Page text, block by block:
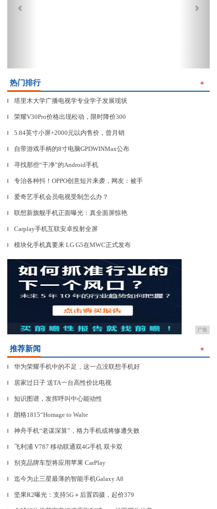
热门排行 ＋
▎ 塔里木大学广播电视学专业学子发展现状
▎ 荣耀V30Pro价格出现松动，限时降价300
▎ 5.84英寸小屏+2000元以内售价，曾月销
▎ 自带游戏手柄的8寸电脑GPDWINMax公布
▎ 寻找那些“干净”的Android手机
▎ 专治各种抖！OPPO创意短片来袭，网友：被手
▎ 爱奇艺手机会员电视受制怎么办？
▎ 联想新旗舰手机正面曝光：真全面屏惊艳
▎ Carplay手机互联安卓投射全屏
▎ 模块化手机真要来 LG G5在MWC正式发布
广告
推荐新闻 ＋
▎ 华为荣耀手机中的不足，这一点没联想手机好
▎ 居家过日子 送TA一台高性价比电视
▎ 知识图谱，发挥呼叫中心能动性
▎ 朗格1815“Homage to Walte
▎ 神舟手机“老谋深算”，格力手机或将惨遭失败
▎ 飞利浦 V787 移动联通双4G手机 双卡双
▎ 别克品牌车型将应用苹果 CarPlay
▎ 迄今为止三星最薄的智能手机Galaxy A8
▎ 坚果R2曝光：支持5G＋后置四摄，起价379